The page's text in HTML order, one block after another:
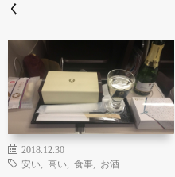
く
2018.12.30
安い
高い 食事 お酒